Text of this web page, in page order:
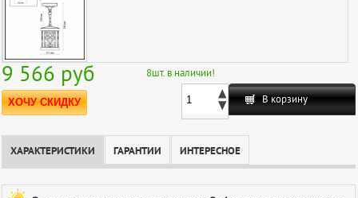
9 566 руб
ХОЧУ СКИДКУ
8шт. в наличии!
В корзину
ХАРАКТЕРИСТИКИ ГАРАНТИИ ИНТЕРЕСНОЕ